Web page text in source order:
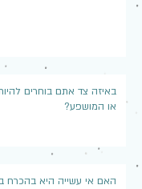
באיזה צד אתם בוחרים
או המושפע?
האם אי עשייה היא בהכרח